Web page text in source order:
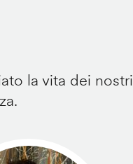
la vita dei nostri